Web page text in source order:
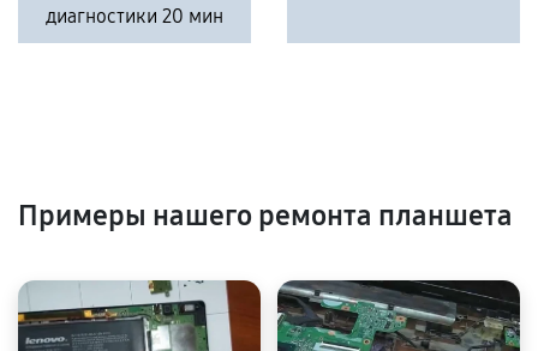
диагностики 20 мин
Примеры нашего ремонта планшета